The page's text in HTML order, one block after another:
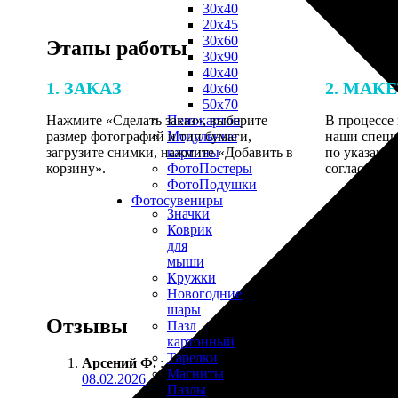
30х40
20х45
30х60
30х90
40х40
40х60
50х70
Пенокартон
Модульные
картины
ФотоПостеры
ФотоПодушки
Фотоcувениры
Значки
Коврик
для
мыши
Кружки
Новогодние
шары
Пазл
картонный
Тарелки
Магниты
Пазлы
Этапы работы
1. ЗАКАЗ
Нажмите «Сделать заказ», выберите
размер фотографий и тип бумаги,
загрузите снимки, нажмите «Добавить в
корзину».
2.
В процессе
наши
по
Отзывы
Арсений Ф. :
08.02.2026